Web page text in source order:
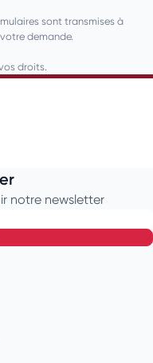
sont transmises à
demande.
droits.
notre newsletter